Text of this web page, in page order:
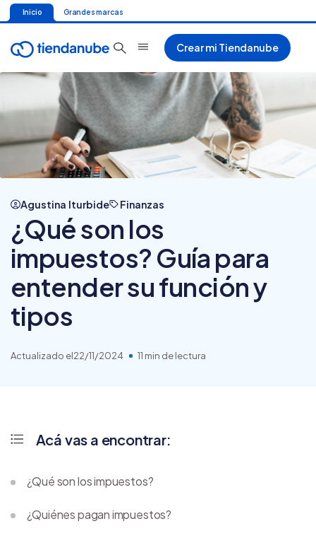
Inicio Grandes marcas
Crear mi Tiendanube
Agustina Iturbide Finanzas
¿Qué son los
impuestos? Guía para
entender su función y
tipos
Actualizado el22/11/2024 11 min de lectura
Acá vas a encontrar:
¿Qué son los impuestos?
¿Quiénes pagan impuestos?